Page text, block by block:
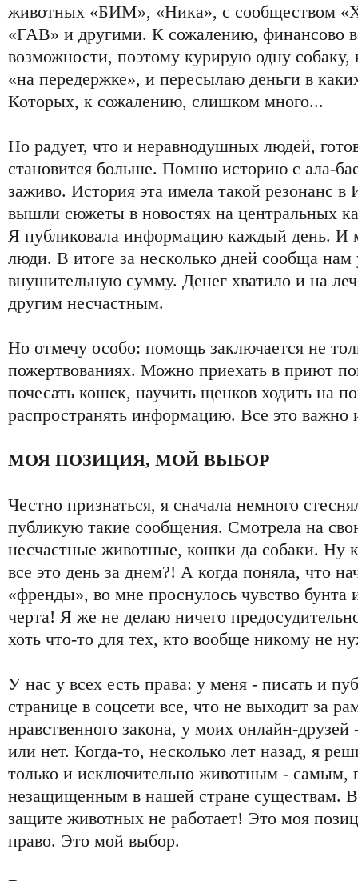
животных «БИМ», «Ника», с сообществом
«ГАВ» и другими. К сожалению, финансово
возможности, поэтому курирую одну собаку,
«на передержке», и пересылаю деньги в
Которых, к сожалению, слишком много...
Но радует, что и неравнодушных людей,
становится больше. Помню историю с ала-
заживо. История эта имела такой резонанс в
вышли сюжеты в новостях на центральных
Я публиковала информацию каждый день. И
люди. В итоге за несколько дней сообща нам
внушительную сумму. Денег хватило и на
другим несчастным.
Но отмечу особо: помощь заключается не
пожертвованиях. Можно приехать в приют
почесать кошек, научить щенков ходить на
распространять информацию. Все это важно
МОЯ ПОЗИЦИЯ, МОЙ ВЫБОР
Честно признаться, я сначала немного
публикую такие сообщения. Смотрела на
несчастные животные, кошки да собаки. Ну
все это день за днем?! А когда поняла, что
«френды», во мне проснулось чувство бунта
черта! Я же не делаю ничего
хоть что-то для тех, кто вообще никому не
У нас у всех есть права: у меня - писать и
странице в соцсети все, что не выходит за
нравственного закона, у моих онлайн-друзей
или нет. Когда-то, несколько лет назад, я
только и исключительно животным - самым,
незащищенным в нашей стране существам.
защите животных не работает! Это моя
право. Это мой выбор.